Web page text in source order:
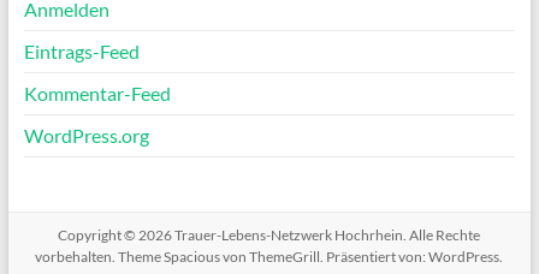
Anmelden
Eintrags-Feed
Kommentar-Feed
WordPress.org
Copyright © 2026Trauer-Lebens-Netzwerk Hochrhein. Alle Rechte
vorbehalten. ThemeSpaciousvon ThemeGrill. Präsentiert von:WordPress.